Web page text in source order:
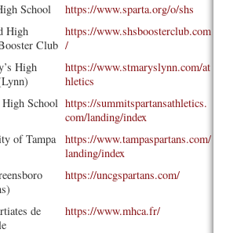
School
https://www.sparta.org/o/shs
High
Club
https://www.shsboosterclub.com
/
High
https://www.stmaryslynn.com/at
hletics
School https://summitspartansathletics.
com/landing/index
of Tampa
https://www.tampaspartans.com/
landing/index
https://uncgspartans.com/
de
https://www.mhca.fr/